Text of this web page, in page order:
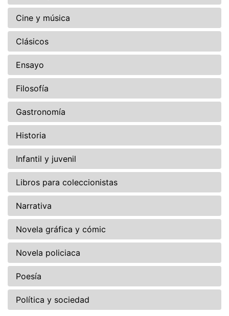
Cine y música
Clásicos
Ensayo
Filosofía
Gastronomía
Historia
Infantil y juvenil
Libros para coleccionistas
Narrativa
Novela gráfica y cómic
Novela policiaca
Poesía
Política y sociedad